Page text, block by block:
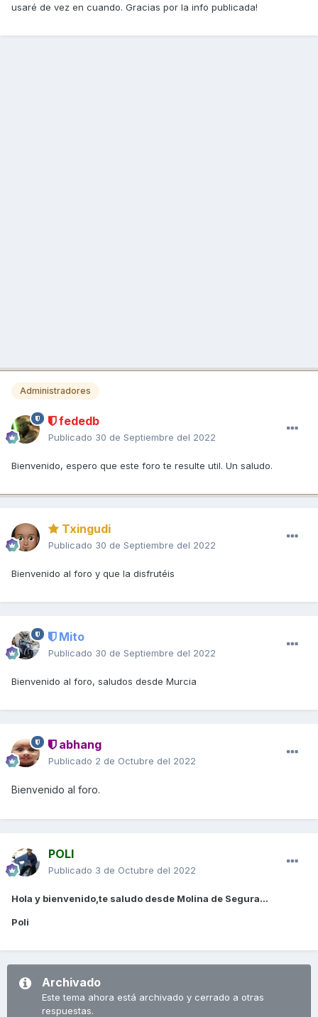
usaré de vez en cuando. Gracias por la info publicada!
Administradores
fededb
Publicado 30 de Septiembre del 2022
Bienvenido, espero que este foro te resulte util. Un saludo.
Txingudi
Publicado 30 de Septiembre del 2022
Bienvenido al foro y que la disfrutéis
Mito
Publicado 30 de Septiembre del 2022
Bienvenido al foro, saludos desde Murcia
abhang
Publicado 2 de Octubre del 2022
Bienvenido al foro.
POLI
Publicado 3 de Octubre del 2022
Hola y bienvenido,te saludo desde Molina de Segura...
Poli
Archivado
Este tema ahora está archivado y cerrado a otras
respuestas.